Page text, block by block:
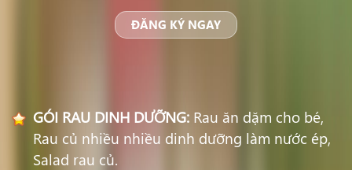
ĐĂNG KÝ NGAY
GÓI RAU DINH DƯỠNG: Rau ăn dặm cho bé,
Rau củ nhiều nhiều dinh dưỡng làm nước ép,
Salad rau củ.